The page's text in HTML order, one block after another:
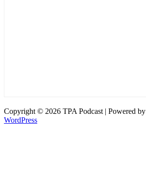
Copyright © 2026 TPA Podcast | Powered by
WordPress